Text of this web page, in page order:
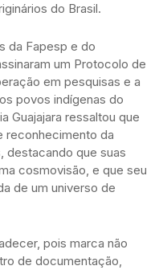
do Brasil.
da Fapesp e do
um Protocolo de
em pesquisas e a
povos indígenas do
Guajajara ressaltou que
reconhecimento da
destacando que suas
cosmovisão, e que seu
de um universo de
pois marca não
de documentação,